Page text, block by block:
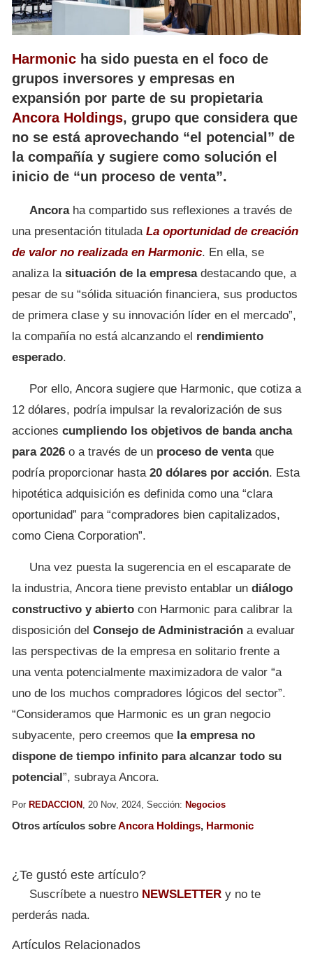
Harmonic ha sido puesta en el foco de
grupos inversores y empresas en
expansión por parte de su propietaria
Ancora Holdings, grupo que considera que
no se está aprovechando “el potencial” de
la compañía y sugiere como solución el
inicio de “un proceso de venta”.
Ancoraha compartido sus reflexiones a través de
una presentación titulada La oportunidad de creación
de valor no realizada en Harmonic. En ella, se
analiza la situación de la empresadestacando que, a
pesar de su “sólida situación financiera, sus productos
de primera clase y su innovación líder en el mercado”,
la compañía no está alcanzando el rendimiento
esperado.
Por ello, Ancora sugiere que Harmonic, que cotiza a
12 dólares, podría impulsar la revalorización de sus
acciones cumpliendo los objetivos de banda ancha
para 2026 o a través de un proceso de ventaque
podría proporcionar hasta 20 dólares por acción. Esta
hipotética adquisición es definida como una “clara
oportunidad” para “compradores bien capitalizados,
como Ciena Corporation”.
Una vez puesta la sugerencia en el escaparate de
la industria, Ancora tiene previsto entablar un diálogo
constructivo y abierto con Harmonic para calibrar la
disposición del Consejo de Administración a evaluar
las perspectivas de la empresa en solitario frente a
una venta potencialmente maximizadora de valor “a
uno de los muchos compradores lógicos del sector”.
“Consideramos que Harmonic es un gran negocio
subyacente, pero creemos que la empresa no
dispone de tiempo infinito para alcanzar todo su
potencial ”, subraya Ancora.
Por REDACCION , 20 Nov, 2024, Sección: Negocios
Otros artículos sobreAncora Holdings, Harmonic
¿Te gustó este artículo?
Suscríbete a nuestro NEWSLETTER y no te
perderás nada.
Artículos Relacionados